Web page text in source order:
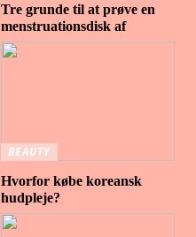
Tre grunde til at prøve en
menstruationsdisk af
BEAUTY
Hvorfor købe koreansk
hudpleje?